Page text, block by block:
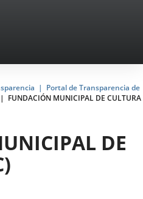
Portal de Transparencia de
FUNDACIÓN MUNICIPAL DE CULTURA
DE